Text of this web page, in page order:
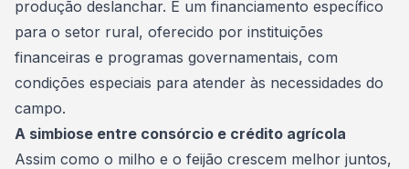
produção deslanchar. É um financiamento específico
para o setor rural, oferecido por instituições
financeiras e programas governamentais, com
condições especiais para atender às necessidades do
campo.
A simbiose entre consórcio e crédito agrícola
Assim como o milho e o feijão crescem melhor juntos,